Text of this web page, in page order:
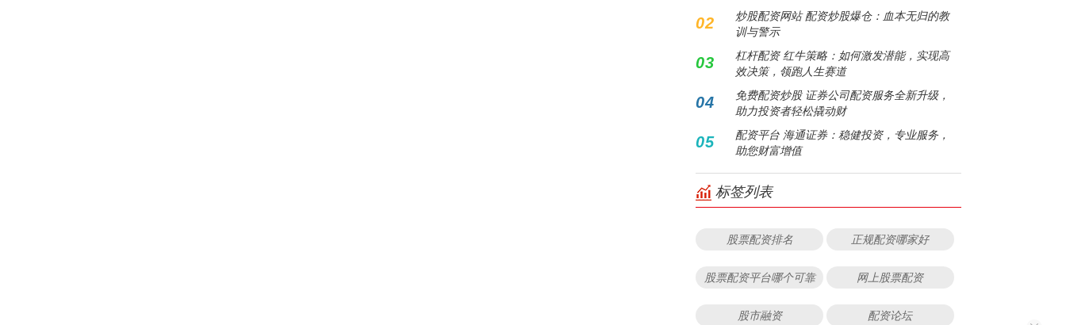
02
炒股配资网站 配资炒股爆仓：血本无归的教
训与警示
03
杠杆配资 红牛策略：如何激发潜能，实现高
效决策，领跑人生赛道
04
免费配资炒股 证券公司配资服务全新升级，
助力投资者轻松撬动财
05
配资平台 海通证券：稳健投资，专业服务，
助您财富增值
标签列表
股票配资排名 正规配资哪家好
股票配资平台哪个可靠 网上股票配资
股市融资 配资论坛